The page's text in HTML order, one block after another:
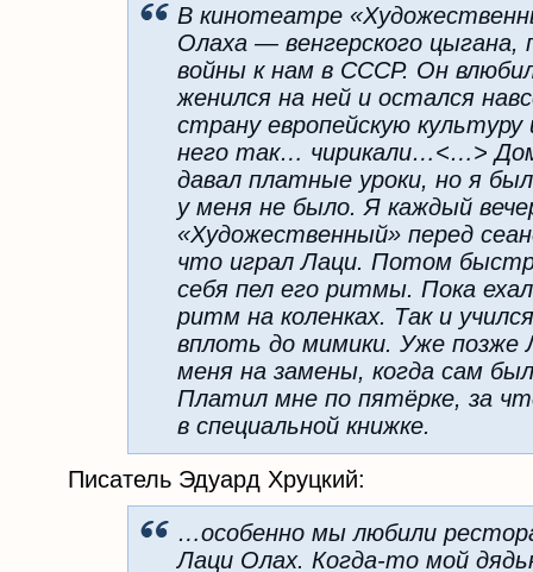
В кинотеатре
Олаха — венгерского цыгана,
войны к нам в СССР. Он
женился на ней и остался
страну европейскую
него так… чирикали…<…>
давал платные уроки, но я
у меня не было. Я каждый
«Художественный» перед
что играл Лаци. Потом
себя пел его ритмы. Пока
ритм на коленках. Так и
вплоть до мимики. Уже позже
меня на замены, когда сам
Платил мне по пятёрке, за
в специальной книжке.
Писатель Эдуард Хруцкий:
…особенно мы любили
Лаци Олах. Когда-то мой